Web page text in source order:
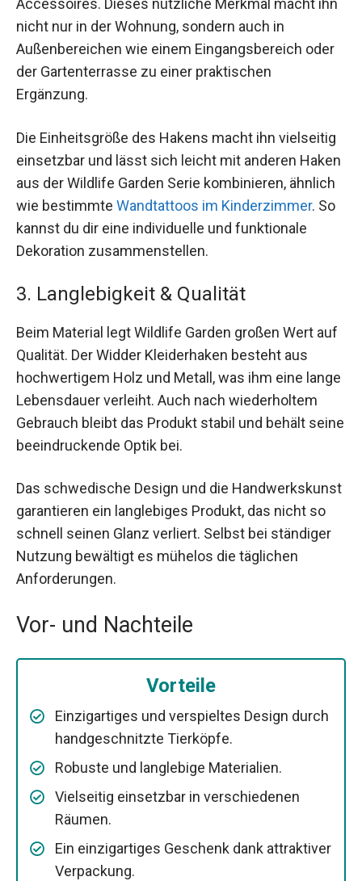
Accessoires. Dieses nützliche Merkmal macht ihn
nicht nur in der Wohnung, sondern auch in
Außenbereichen wie einem Eingangsbereich oder
der Gartenterrasse zu einer praktischen
Ergänzung.
Die Einheitsgröße des Hakens macht ihn vielseitig
einsetzbar und lässt sich leicht mit anderen Haken
aus der Wildlife Garden Serie kombinieren, ähnlich
wie bestimmte Wandtattoos im Kinderzimmer. So
kannst du dir eine individuelle und funktionale
Dekoration zusammenstellen.
3. Langlebigkeit & Qualität
Beim Material legt Wildlife Garden großen Wert auf
Qualität. Der Widder Kleiderhaken besteht aus
hochwertigem Holz und Metall, was ihm eine lange
Lebensdauer verleiht. Auch nach wiederholtem
Gebrauch bleibt das Produkt stabil und behält seine
beeindruckende Optik bei.
Das schwedische Design und die Handwerkskunst
garantieren ein langlebiges Produkt, das nicht so
schnell seinen Glanz verliert. Selbst bei ständiger
Nutzung bewältigt es mühelos die täglichen
Anforderungen.
Vor- und Nachteile
Vorteile
Einzigartiges und verspieltes Design durch
handgeschnitzte Tierköpfe.
Robuste und langlebige Materialien.
Vielseitig einsetzbar in verschiedenen
Räumen.
Ein einzigartiges Geschenk dank attraktiver
Verpackung.